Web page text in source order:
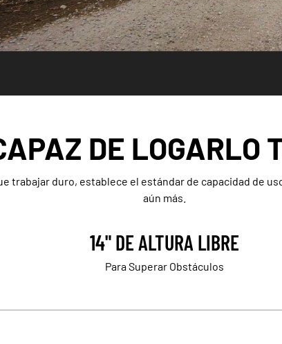
DE LOGARLO
trabajar duro, establece el estándar de capacidad de
aún más.
14" DE ALTURA LIBRE
Para Superar Obstáculos